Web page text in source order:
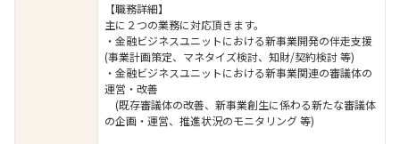
【職務詳細】
主に２つの業務に対応頂きます。
・金融ビジネスユニットにおける新事業開発の伴走支援
(事業計画策定、マネタイズ検討、知財/契約検討 等)
・金融ビジネスユニットにおける新事業関連の審議体の
運営・改善
(既存審議体の改善、新事業創生に係わる新たな審議体
の企画・運営、推進状況のモニタリング 等)